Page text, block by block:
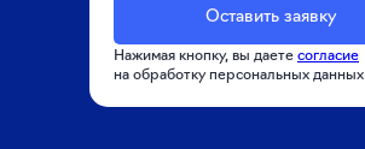
Оставить заявку
Нажимая кнопку, вы даетесогласие
на обработку персональных данных